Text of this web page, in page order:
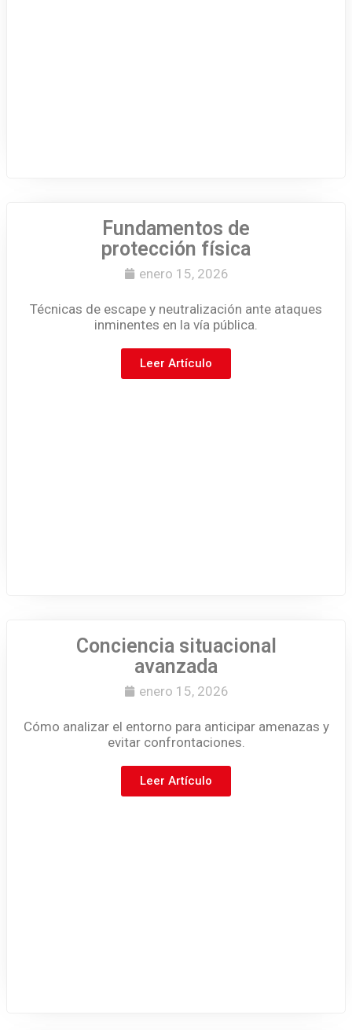
Fundamentos de
protección física
enero 15, 2026
Técnicas de escape y neutralización ante ataques
inminentes en la vía pública.
Leer Artículo
Conciencia situacional
avanzada
enero 15, 2026
Cómo analizar el entorno para anticipar amenazas y
evitar confrontaciones.
Leer Artículo